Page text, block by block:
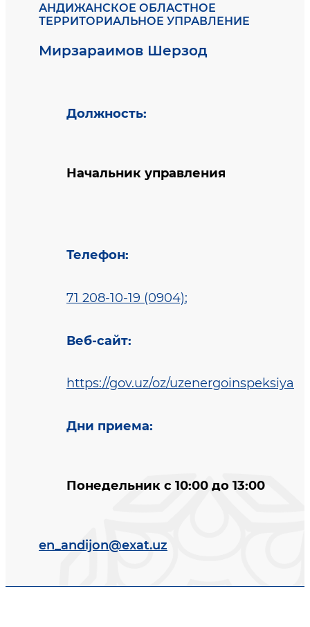
АНДИЖАНСКОЕ ОБЛАСТНОЕ
ТЕРРИТОРИАЛЬНОЕ УПРАВЛЕНИЕ
Мирзараимов Шерзод
Должность:
Начальник управления
Телефон:
71 208-10-19 (0904);
Веб-сайт:
https://gov.uz/oz/uzenergoinspeksiya
Дни приема:
Понедельник с 10:00 до 13:00
en_andijon@exat.uz